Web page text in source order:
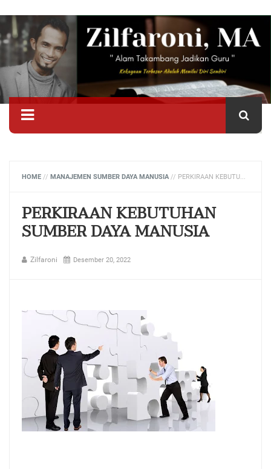
HOME // MANAJEMEN SUMBER DAYA MANUSIA // PERKIRAAN KEBUTUHAN SUMBER DAYA MANUSIA
PERKIRAAN KEBUTUHAN
SUMBER DAYA MANUSIA
Zilfaroni Desember 20, 2022